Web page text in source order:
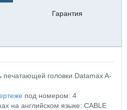
Гарантия
головки Datamax A-
под номером: 4
на английском языке: CABLE